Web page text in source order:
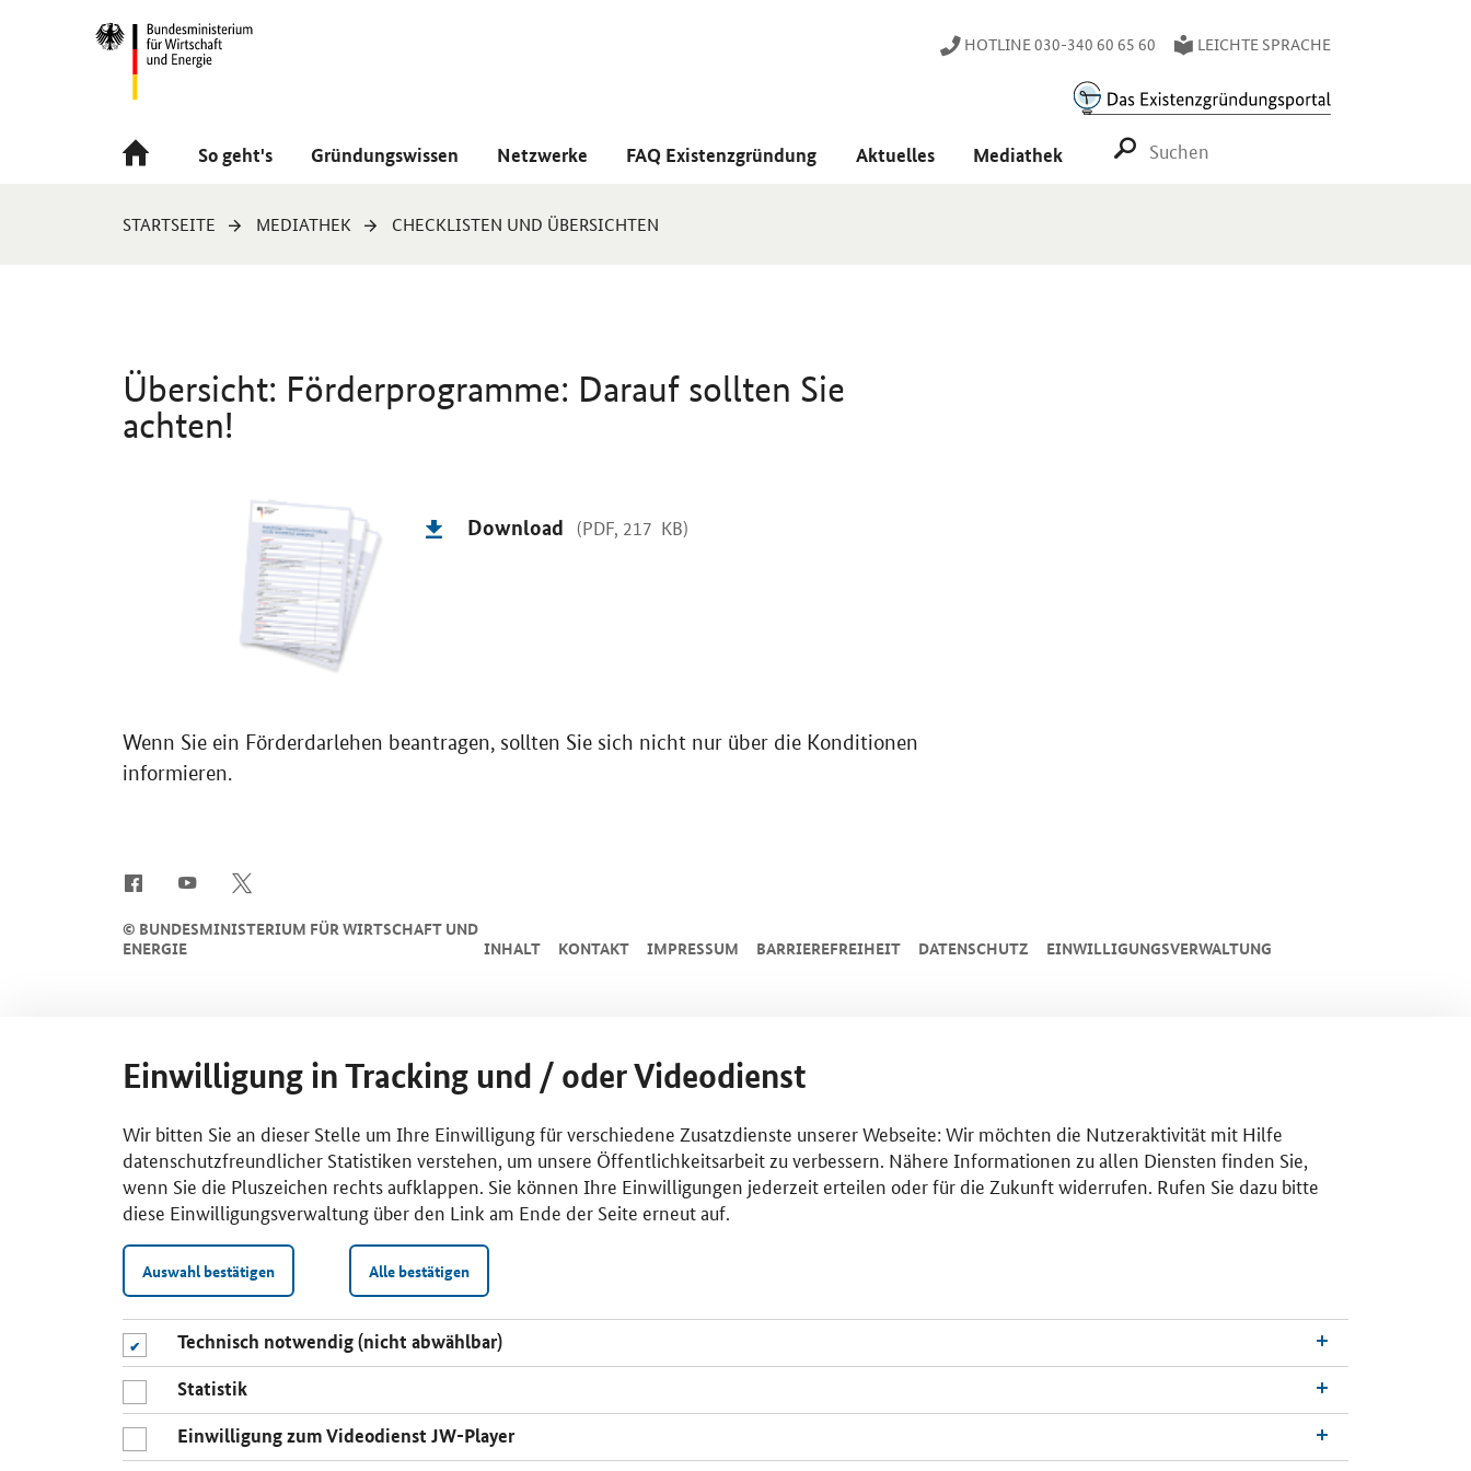
Navigation
Hauptmenü HOTLINE 030-340 60 65 60 LEICHTE SPRACHE
So geht's Gründungswissen Netzwerke FAQ Existenzgründung Aktuelles Mediathek SUCHE STARTEN
Sie
STARTSEITE MEDIATHEK CHECKLISTEN UND ÜBERSICHTEN
Übersicht: Förderprogramme: Darauf sollten Sie
achten!
Download (PDF, 217 KB)
Wenn Sie ein Förderdarlehen beantragen, sollten Sie sich nicht nur über die Konditionen
informieren.
SrOnlyServicemenü
© BUNDESMINISTERIUM FÜR WIRTSCHAFT UND
ENERGIE
INHALT KONTAKT IMPRESSUM BARRIEREFREIHEIT DATENSCHUTZ EINWILLIGUNGSVERWALTUNG
Einwilligung in Tracking und / oder Videodienst
Wir bitten Sie an dieser Stelle um Ihre Einwilligung für verschiedene Zusatzdienste unserer Webseite: Wir möchten die Nutzeraktivität mit Hilfe
datenschutzfreundlicher Statistiken verstehen, um unsere Öffentlichkeitsarbeit zu verbessern. Nähere Informationen zu allen Diensten finden Sie,
wenn Sie die Pluszeichen rechts aufklappen. Sie können Ihre Einwilligungen jederzeit erteilen oder für die Zukunft widerrufen. Rufen Sie dazu bitte
diese Einwilligungsverwaltung über den Link am Ende der Seite erneut auf.
Auswahl bestätigen Alle bestätigen
Technisch notwendig (nicht abwählbar)
Statistik
Einwilligung zum Videodienst JW-Player